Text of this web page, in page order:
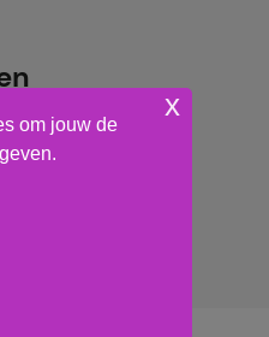
om jouw de
x